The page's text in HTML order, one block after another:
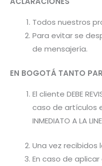
Todos nuestros
Para evitar se
de mensajería.
EN BOGOTÁ TANTO
El cliente DEBE
caso de artículos
INMEDIATO A LA
Una vez recibidos
En caso de